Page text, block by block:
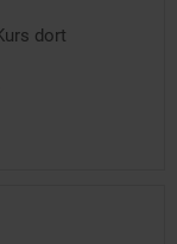
dort